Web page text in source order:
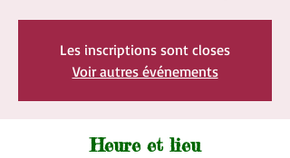
Les inscriptions sont closes
Voir autres événements
Heure et lieu